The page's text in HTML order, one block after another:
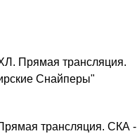
Прямая трансляция.
Снайперы"
трансляция. СКА -